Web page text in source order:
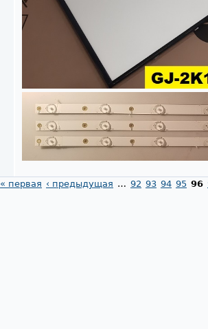
« первая ‹ предыдущая … 92 93 94 95 96